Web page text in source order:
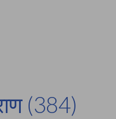
(384)